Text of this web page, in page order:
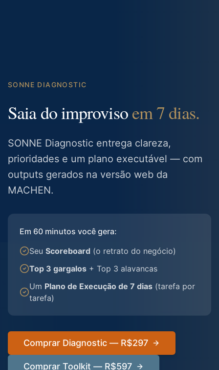
SONNE DIAGNOSTIC
Saia do improvisoem 7 dias.
SONNE Diagnostic entrega clareza,
prioridades e um plano executável — com
outputs gerados na versão web da
MACHEN.
Em 60 minutos você gera:
Seu Scoreboard (o retrato do negócio)
Top 3 gargalos + Top 3 alavancas
Um Plano de Execução de 7 dias (tarefa por
tarefa)
Comprar Diagnostic — R$297
Comprar Toolkit — R$597